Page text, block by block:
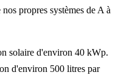
propres systèmes de A à
solaire d'environ 40 kWp.
d'environ 500 litres par